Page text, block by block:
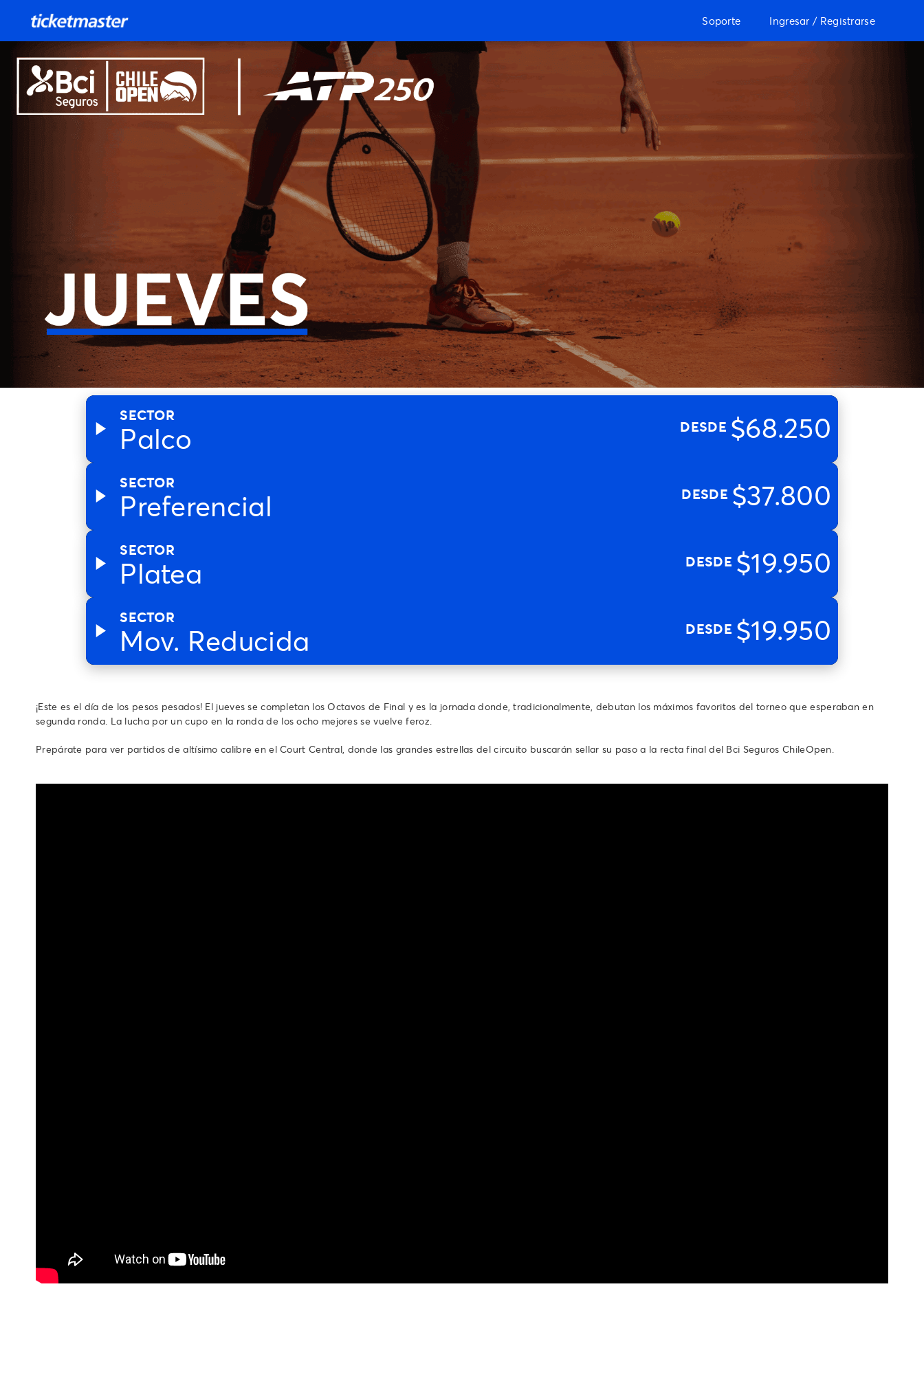
Soporte Ingresar / Registrarse
SECTOR
Palco DESDE $68.250
SECTOR
Preferencial DESDE $37.800
SECTOR
Platea DESDE $19.950
SECTOR
Mov. Reducida DESDE $19.950
¡Este es el día de los pesos pesados! El jueves se completan los Octavos de Final y es la jornada donde, tradicionalmente, debutan los máximos favoritos del torneo que esperaban en
segunda ronda. La lucha por un cupo en la ronda de los ocho mejores se vuelve feroz.
Prepárate para ver partidos de altísimo calibre en el Court Central, donde las grandes estrellas del circuito buscarán sellar su paso a la recta final del Bci Seguros ChileOpen.